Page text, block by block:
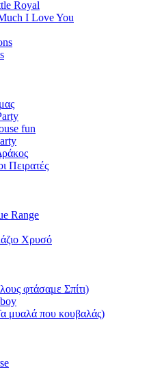
Royal
I Love You
fun
Πειρατές
Range
Χρυσό
φτάσαμε Σπίτι)
μυαλά που κουβαλάς)